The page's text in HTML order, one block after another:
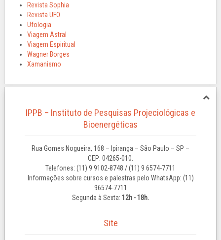
Revista Sophia
Revista UFO
Ufologia
Viagem Astral
Viagem Espiritual
Wagner Borges
Xamanismo
IPPB – Instituto de Pesquisas Projeciológicas e
Bioenergéticas
Rua Gomes Nogueira, 168 – Ipiranga – São Paulo – SP –
CEP: 04265-010.
Telefones: (11) 9 9102-8748 / (11) 9 6574-7711
Informações sobre cursos e palestras pelo WhatsApp: (11)
96574-7711
Segunda à Sexta: 12h - 18h.
Site